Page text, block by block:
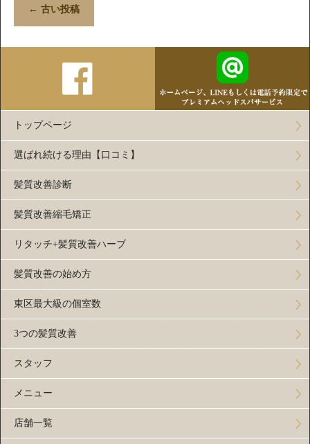
← 古い投稿
トップページ
選ばれ続ける理由【口コミ】
髪質改善診断
髪質改善縮毛矯正
リタッチ+髪質改善ハーブ
髪質改善の始め方
東区最大級の個室数
3つの髪質改善
スタッフ
メニュー
店舗一覧